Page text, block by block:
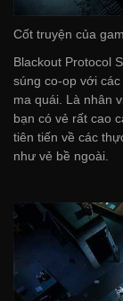
Cốt truyện của
Blackout Protocol
súng co-op với
ma quái. Là nhân
bạn có vẻ rất cao
tiên tiến về các
như vẻ bề ngoài.